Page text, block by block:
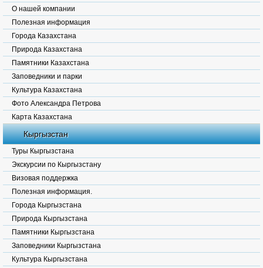
О нашей компании
Полезная информация
Города Казахстана
Природа Казахстана
Памятники Казахстана
Заповедники и парки
Культура Казахстана
Фото Александра Петрова
Карта Казахстана
Кыргызстан
Туры Кыргызстана
Экскурсии по Кыргызстану
Визовая поддержка
Полезная информация.
Города Кыргызстана
Природа Кыргызстана
Памятники Кыргызстана
Заповедники Кыргызстана
Культура Кыргызстана